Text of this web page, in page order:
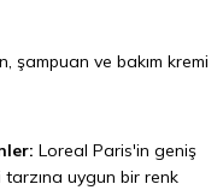
şampuan ve bakım kremi
Loreal Paris'in geniş
uygun bir renk